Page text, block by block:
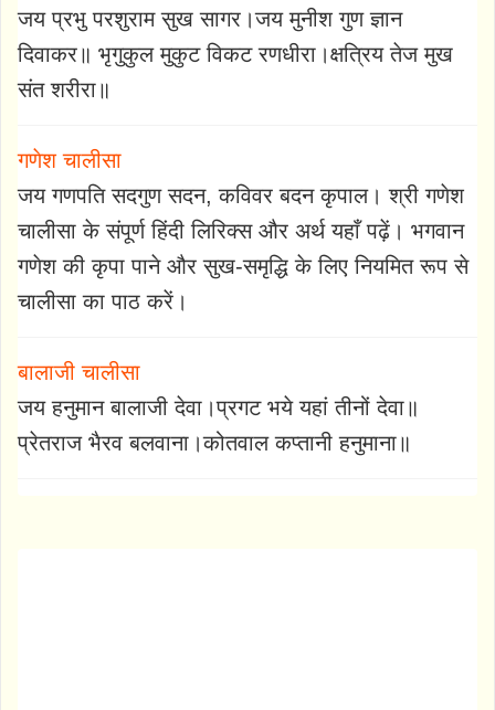
जय प्रभु परशुराम सुख सागर।जय मुनीश गुण ज्ञान
दिवाकर॥ भृगुकुल मुकुट विकट रणधीरा।क्षत्रिय तेज मुख
संत शरीरा॥
गणेश चालीसा
जय गणपति सदगुण सदन, कविवर बदन कृपाल। श्री गणेश
चालीसा के संपूर्ण हिंदी लिरिक्स और अर्थ यहाँ पढ़ें। भगवान
गणेश की कृपा पाने और सुख-समृद्धि के लिए नियमित रूप से
चालीसा का पाठ करें।
बालाजी चालीसा
जय हनुमान बालाजी देवा।प्रगट भये यहां तीनों देवा॥
प्रेतराज भैरव बलवाना।कोतवाल कप्तानी हनुमाना॥